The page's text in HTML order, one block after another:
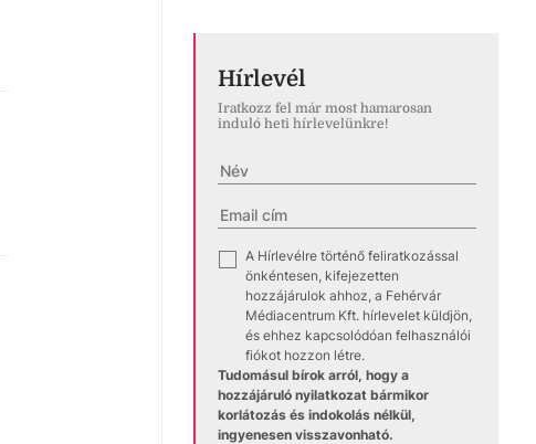
Hírlevél
Iratkozz fel már most hamarosan
induló heti hírlevelünkre!
A Hírlevélre történő feliratkozással
önkéntesen, kifejezetten
hozzájárulok ahhoz, a Fehérvár
Médiacentrum Kft. hírlevelet küldjön,
és ehhez kapcsolódóan felhasználói
fiókot hozzon létre.
Tudomásul bírok arról, hogy a
hozzájáruló nyilatkozat bármikor
korlátozás és indokolás nélkül,
ingyenesen visszavonható.